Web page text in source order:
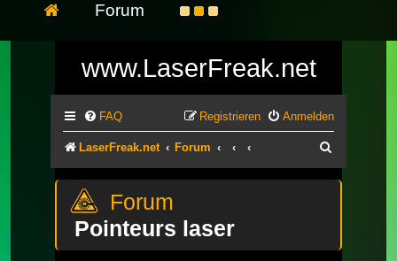
Forum
www.LaserFreak.net
FAQ Anmelden
Registrieren
LaserFreak.net Forum
Pointeurs laser